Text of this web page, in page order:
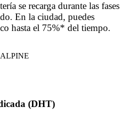
se recarga durante las fases
En la ciudad, puedes
hasta el 75%* del tiempo.
(DHT)